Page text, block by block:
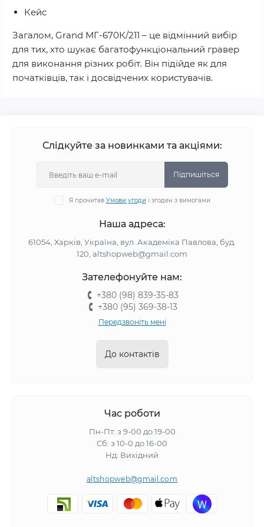
Кейс
Загалом, Grand МГ-670К/211 – це відмінний вибір
для тих, хто шукає багатофункціональний гравер
для виконання різних робіт. Він підійде як для
початківців, так і досвідчених користувачів.
Слідкуйте за новинками та акціями:
Підпишіться
Я прочитав Умови угоди і згоден з вимогами
Наша адреса:
61054, Харків, Україна, вул. Академіка Павлова, буд.
120, altshopweb@gmail.com
Зателефонуйте нам:
+380 (98) 839-35-83
+380 (95) 369-38-13
Передзвоніть мені
До контактів
Час роботи
Пн-Пт: з 9-00 до 19-00
Сб: з 10-0 до 16-00
Нд: Вихідний
altshopweb@gmail.com